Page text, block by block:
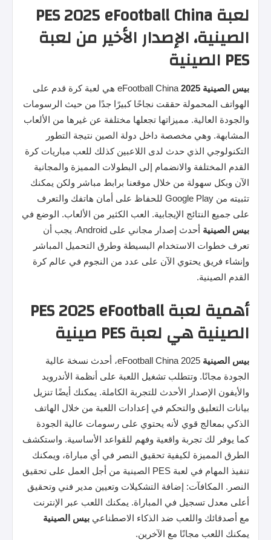
لعبة PES 2025 eFootball China
الصينية، الإصدار الأخير من لعبة
PES الصينية
بيس الصينية 2025
eFootball China هي لعبة كرة قدم على
الهواتف المحمولة حققت نجاحًا كبيرًا جدًا من حيث الرسومات
والجودة العالية. مميزاتها تجعلها مختلفة عن غيرها من الألعاب
المشابهة. وهي مخصصة داخل دولة الصين نتيجة التطور
التكنولوجي الذي حدث لدى اللاعبين كذلك للعب مباريات كرة
القدم المختلفة والانضمام إلى البطولات المميزة والمجانية
الآن وبكل سهولة من خلال موقعنا برابط مباشر ولكن يمكنك
تثبيته من Google Play للحفاظ على أمان هاتفك والتعرف
على جميع النتائج الإيجابية. العب الكثير من الألعاب. الوضع في
بيس الصينية
أحدث إصدار مجاني على Android. يجب أن
تعرف خطوات الاستخدام البسيطة وطرق التحميل المباشر
وإنشاء فريق يحتوي الآن على عدد من النجوم في عالم كرة
القدم الصينية.
أهمية لعبة PES 2025 eFootball
الصينية هي لعبة PES صينية
بيس الصينية
2025 eFootball China، أحدث نسخة عالية
الجودة مجانًا. وتتطلب تشغيل اللعبة على أنظمة الأندرويد
والأيفون الإصدار الأحدث للتجربة الكاملة. يمكنك أيضًا تنزيل
بيانات التعليق والتحكم في إعدادات اللعبة من خلال الهاتف
الذكي بمعالج قوي لأنه يحتوي على رسومات عالية الجودة
كما يوفر لك تجربة واقعية وفهم للقواعد الأساسية. واستكشف
الطرق المميزة لكيفية تحقيق النصر في أي مباراة، ويمكنك
تنفيذ المهام في لعبة PES الصينية من أجل العمل على تحقيق
النصر. المكافآت: إضافة التشكيلات وتعيين مدير فني وتحقيق
أعلى معدل تسجيل في المباراة. يمكنك اللعب عبر الإنترنت
مع أصدقائك واللعب ضد الذكاء الاصطناعي بيس الصينية
يمكنك اللعب مجانًا مع الآخرين.